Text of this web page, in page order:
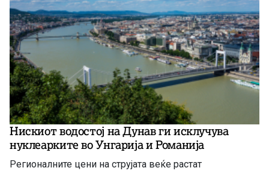
Нискиот водостој на Дунав ги исклучува
нуклеарките во Унгарија и Романија
Регионалните цени на струјата веќе растат